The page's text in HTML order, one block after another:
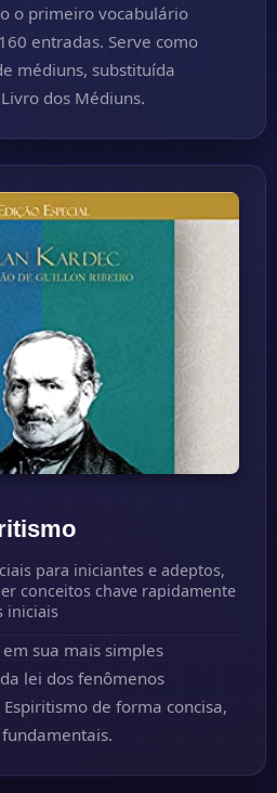
o primeiro vocabulário
entradas. Serve como
médiuns, substituída
dos Médiuns.
para iniciantes e adeptos,
conceitos chave rapidamente
iniciais
sua mais simples
lei dos fenômenos
de forma concisa,